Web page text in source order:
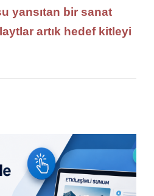
yansıtan bir sanat
artık hedef kitleyi